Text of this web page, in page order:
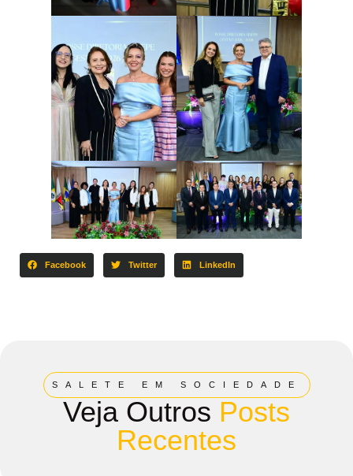
Facebook Twitter LinkedIn
SALETE EM SOCIEDADE
Veja Outros Posts
Recentes